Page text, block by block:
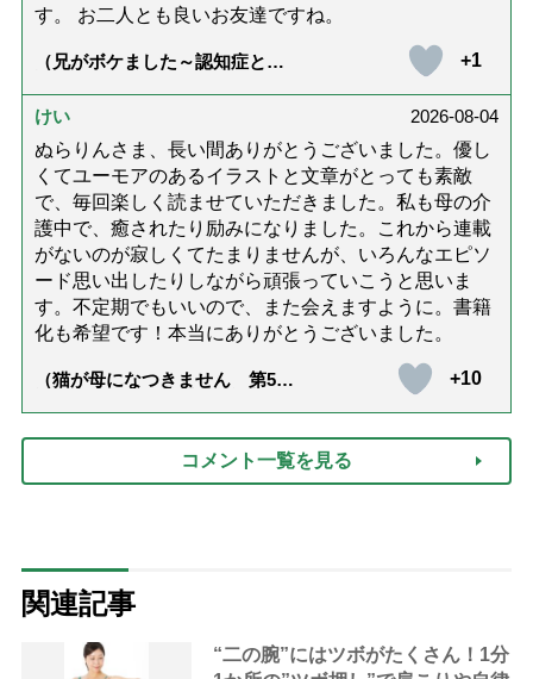
す。 お二人とも良いお友達ですね。
（兄がボケました～認知症と介
達』が届きました」）
+1
けい
2026-08-04
ぬらりんさま、長い間ありがとうございました。優し
くてユーモアのあるイラストと文章がとっても素敵
で、毎回楽しく読ませていただきました。私も母の介
護中で、癒されたり励みになりました。これから連載
がないのが寂しくてたまりませんが、いろんなエピソ
ード思い出したりしながら頑張っていこうと思いま
す。不定期でもいいので、また会えますように。書籍
化も希望です！本当にありがとうございました。
（猫が母になつきません 第500
+10
コメント一覧を見る
関連記事
“二の腕”にはツボがたくさん！1分